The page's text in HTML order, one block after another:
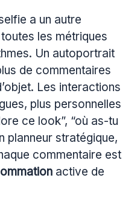
a un autre
les métriques
Un autoportrait
de commentaires
Les interactions
plus personnelles
ce look”, “où as-tu
planneur stratégique,
commentaire est
active de